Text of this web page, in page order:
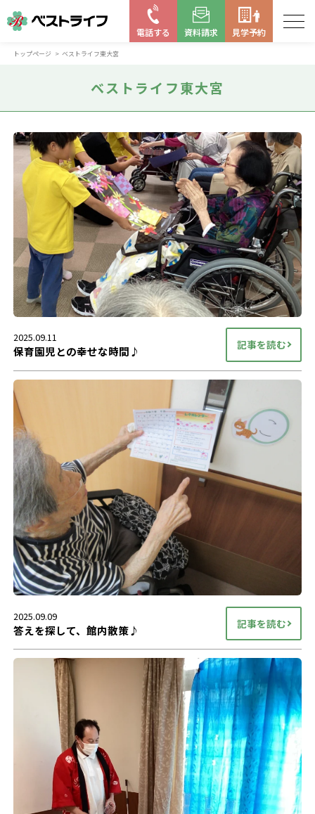
電話する 資料請求 見学予約
はじめての老人ホーム
よくある質問
トップページ ベストライフ東大宮
ベストライフ東大宮
2025.09.11
保育園児との幸せな時間♪ 記事を読む
2025.09.09
答えを探して、館内散策♪ 記事を読む